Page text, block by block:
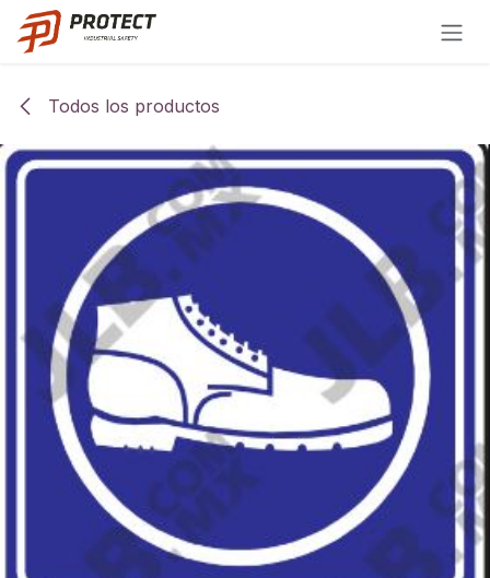
Ir al contenido
Todos los productos